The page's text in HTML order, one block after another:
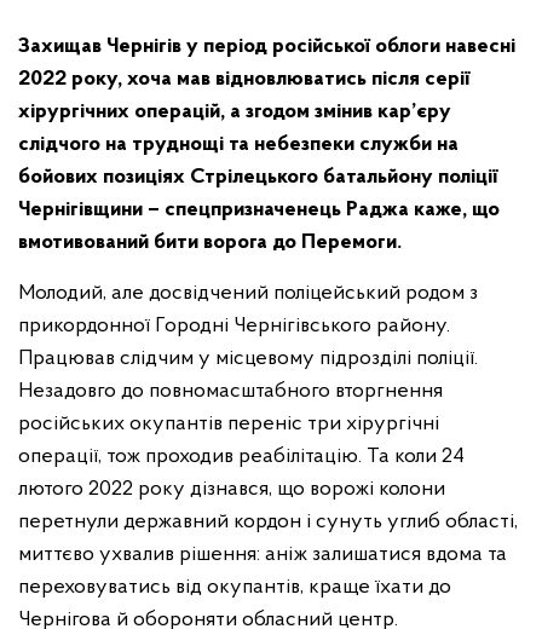
Захищав Чернігів у період російської облоги навесні
2022 року, хоча мав відновлюватись після серії
хірургічних операцій, а згодом змінив кар’єру
слідчого на труднощі та небезпеки служби на
бойових позиціях Стрілецького батальйону поліції
Чернігівщини – спецпризначенець Раджа каже, що
вмотивований бити ворога до Перемоги.
Молодий, але досвідчений поліцейський родом з
прикордонної Городні Чернігівського району.
Працював слідчим у місцевому підрозділі поліції.
Незадовго до повномасштабного вторгнення
російських окупантів переніс три хірургічні
операції, тож проходив реабілітацію. Та коли 24
лютого 2022 року дізнався, що ворожі колони
перетнули державний кордон і сунуть углиб області,
миттєво ухвалив рішення: аніж залишатися вдома та
переховуватись від окупантів, краще їхати до
Чернігова й обороняти обласний центр.